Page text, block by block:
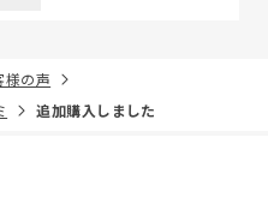
様の声
追加購入しました